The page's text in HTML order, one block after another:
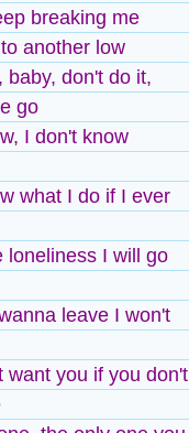
breaking me
another low
baby, don't do it,
go
I don't know
what I do if I ever
loneliness I will go
leave I won't
want you if you don't